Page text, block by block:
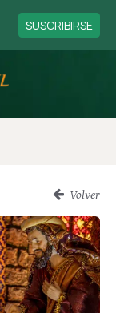
SUSCRIBIRSE
Volver